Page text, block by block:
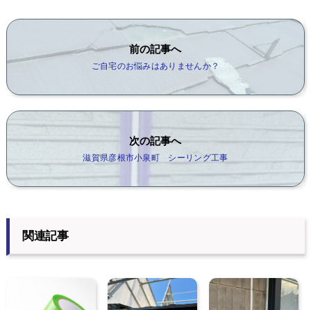
前の記事へ
ご自宅のお悩みはありませんか？
次の記事へ
滋賀県彦根市小泉町 シーリング工事
関連記事